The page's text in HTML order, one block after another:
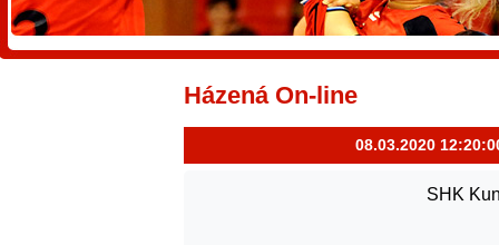
Házená On-line
08.03.2020
SHK